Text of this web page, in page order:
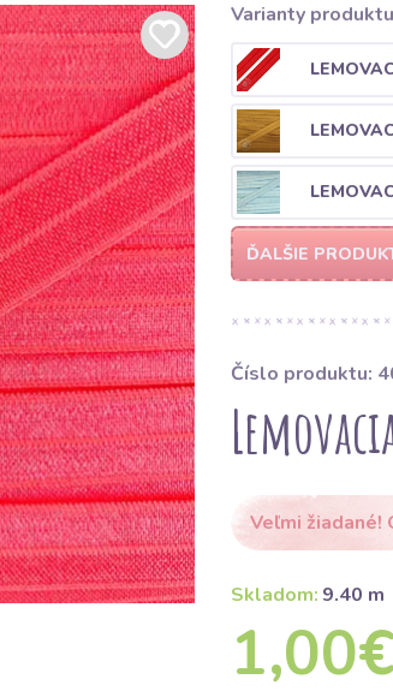
Varianty produktu
ĎALŠIE
Číslo produktu:
Veľmi žiadané!
Skladom: 9.40 m
1,00€